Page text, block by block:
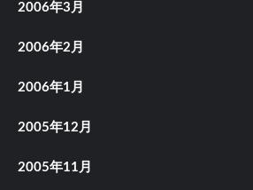
2006年3月
2006年2月
2006年1月
2005年12月
2005年11月